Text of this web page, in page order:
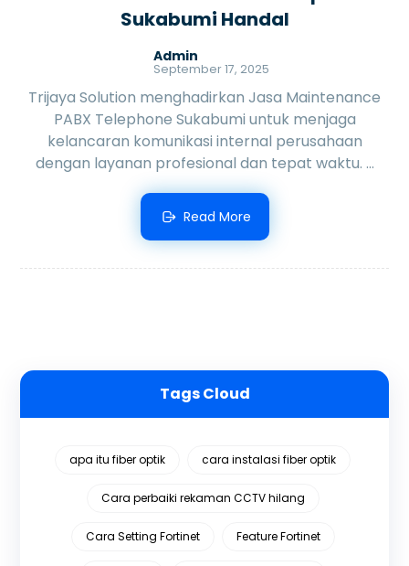
Sukabumi Handal
Admin
September 17, 2025
Trijaya Solution menghadirkan Jasa Maintenance
PABX Telephone Sukabumi untuk menjaga
kelancaran komunikasi internal perusahaan
dengan layanan profesional dan tepat waktu. ...
Read More
Tags Cloud
apa itu fiber optik cara instalasi fiber optik
Cara perbaiki rekaman CCTV hilang
Cara Setting Fortinet Feature Fortinet